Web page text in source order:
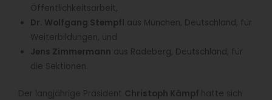
Öffentlichkeitsarbeit,
Dr. Wolfgang Stempfl aus München, Deutschland, für
Weiterbildungen, und
Jens Zimmermann aus Radeberg, Deutschland, für
die Sektionen.
Der langjährige Präsident Christoph Kämpf hatte sich